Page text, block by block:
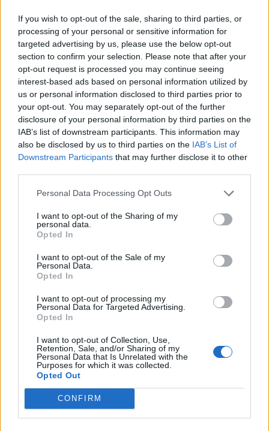
If you wish to opt-out of the sale, sharing to third parties, or
processing of your personal or sensitive information for
targeted advertising by us, please use the below opt-out
section to confirm your selection. Please note that after your
opt-out request is processed you may continue seeing
interest-based ads based on personal information utilized by
us or personal information disclosed to third parties prior to
your opt-out. You may separately opt-out of the further
disclosure of your personal information by third parties on the
IAB’s list of downstream participants. This information may
also be disclosed by us to third parties on the IAB’s List of
Downstream Participants that may further disclose it to other
Personal Data Processing Opt Outs
I want to opt-out of the Sharing of my
personal data.
Opted In
I want to opt-out of the Sale of my
Personal Data.
Opted In
I want to opt-out of processing my
Personal Data for Targeted Advertising.
Opted In
I want to opt-out of Collection, Use,
Retention, Sale, and/or Sharing of my
Personal Data that Is Unrelated with the
Purposes for which it was collected.
Opted Out
CONFIRM
πόλη» στη Δημοτική Επιτροπή
11:49
Σητεία: Ο Λευτέρης Σουλτάτος και η Βάσω Λασκαράκη
συναντούν τις « Χρυσοχέρες»
11:45
Εκδήλωση τιμής και μνήμης για τους 35 Εθνομάρτυρες στο
Σάρχο
11:42
Forbes: Οι καλύτεροι προορισμοί για συνταξιοδότηση
στο εξωτερικό το 2026 - Τι γράφει για την Ελλάδα
Χανιά: Η παράδοση ζωντανεύει στους δρόμους των
Χανίων
Μήλος: 33χρονος τουρίστας... εγκλωβίστηκε σε βράχο 20
μέτρων και τον διέσωσε το Λιμενικό τα ξημερώματα
«Η δίκη του Μάνου Χατζιδάκι» στα Χανιά
Χανιά: Μάχη με τα κύματα για τη διάσωση γυναίκας στον
Καβρό - Συγκλονιστικό βίντεο